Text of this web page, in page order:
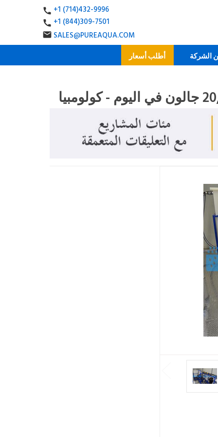
call +1 (714)432-9996
call +1 (844)309-7501
email SALES@PUREAQUA.COM
أطلب أسعار